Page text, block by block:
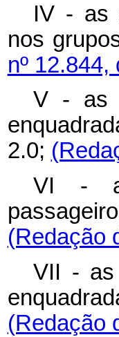
IV - as
nos
nº 12.844,
V - as
2.0;
VI -
(Redação
VII - as
(Redação